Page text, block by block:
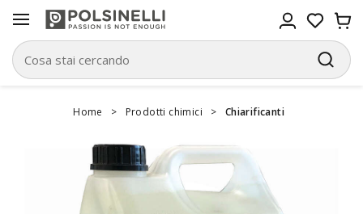
Home > Prodotti chimici > Chiarificanti